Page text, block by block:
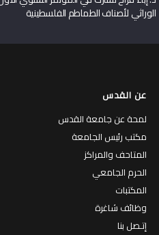
الوراثي لأصناف الطماطم الفلسطينية
عن القدس
لمحة عن جامعة القدس
مكتب رئيس الجامعة
المتاحف والمراكز
الحرم الجامعي
المكتبات
وظائف شاغرة
إتـصل بنا